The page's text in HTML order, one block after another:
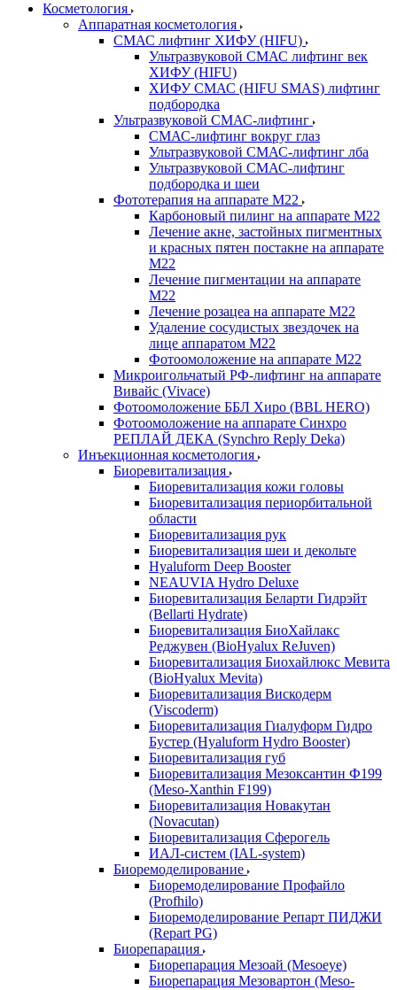
Косметология
Аппаратная косметология
СМАС лифтинг ХИФУ (HIFU)
Ультразвуковой СМАС лифтинг век
ХИФУ (HIFU)
ХИФУ СМАС (HIFU SMAS) лифтинг
подбородка
Ультразвуковой СМАС-лифтинг
СМАС-лифтинг вокруг глаз
Ультразвуковой СМАС-лифтинг лба
Ультразвуковой СМАС-лифтинг
подбородка и шеи
Фототерапия на аппарате M22
Карбоновый пилинг на аппарате М22
Лечение акне, застойных пигментных
и красных пятен постакне на аппарате
М22
Лечение пигментации на аппарате
М22
Лечение розацеа на аппарате М22
Удаление сосудистых звездочек на
лице аппаратом М22
Фотоомоложение на аппарате М22
Микроигольчатый РФ-лифтинг на аппарате
Вивайс (Vivace)
Фотоомоложение ББЛ Хиро (BBL HERO)
Фотоомоложение на аппарате Синхро
РЕПЛАЙ ДЕКА (Synchro Reply Deka)
Инъекционная косметология
Биоревитализация
Биоревитализация кожи головы
Биоревитализация периорбитальной
области
Биоревитализация рук
Биоревитализация шеи и декольте
Hyaluform Deep Booster
NEAUVIA Hydro Deluxe
Биоревитализация Беларти Гидрэйт
(Bellarti Hydrate)
Биоревитализация БиоХайлакс
Реджувен (BioHyalux ReJuven)
Биоревитализация Биохайлюкс Мевита
(BioHyalux Mevita)
Биоревитализация Вискодерм
(Viscoderm)
Биоревитализация Гиалуформ Гидро
Бустер (Hyaluform Hydro Booster)
Биоревитализация губ
Биоревитализация Мезоксантин Ф199
(Meso-Xanthin F199)
Биоревитализация Новакутан
(Novacutan)
Биоревитализация Сферогель
ИАЛ-систем (IAL-system)
Биоремоделирование
Биоремоделирование Профайло
(Profhilo)
Биоремоделирование Репарт ПИДЖИ
(Repart PG)
Биорепарация
Биорепарация Мезоай (Mesoeye)
Биорепарация Мезовартон (Meso-